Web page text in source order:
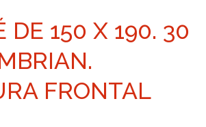
DE 150 X 190. 30
FRONTAL